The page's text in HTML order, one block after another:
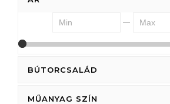
—
BÚTORCSALÁD
MŰANYAG SZÍN